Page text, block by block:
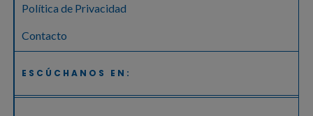
Política de Privacidad
Contacto
ESCÚCHANOS EN: